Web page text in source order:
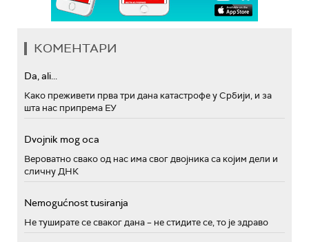
КОМЕНТАРИ
Da, ali...
Како преживети прва три дана катастрофе у Србији, и за
шта нас припрема ЕУ
Dvojnik mog oca
Вероватно свако од нас има свог двојника са којим дели и
сличну ДНК
Nemogućnost tusiranja
Не туширате се сваког дана – не стидите се, то је здраво